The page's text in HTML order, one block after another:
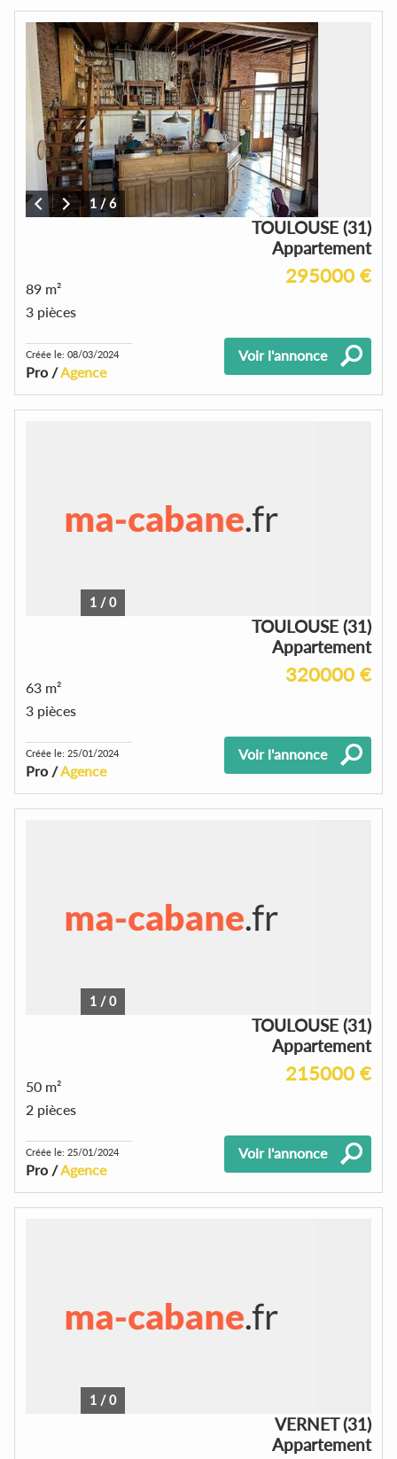
1 /6
TOULOUSE (31)
Appartement
295000 €
89 m²
3 pièces
Créée le: 08/03/2024
Pro /Agence
Voir l'annonce
1 /0
TOULOUSE (31)
Appartement
320000 €
63 m²
3 pièces
Créée le: 25/01/2024
Pro /Agence
Voir l'annonce
1 /0
TOULOUSE (31)
Appartement
215000 €
50 m²
2 pièces
Créée le: 25/01/2024
Pro /Agence
Voir l'annonce
1 /0
VERNET (31)
Appartement